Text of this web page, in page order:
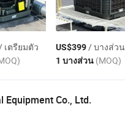
เตรียมตัว US$399/ บางส่วน
1 บางส่วน (MOQ)
Equipment Co., Ltd.